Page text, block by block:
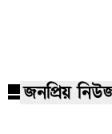
জনপ্রিয়